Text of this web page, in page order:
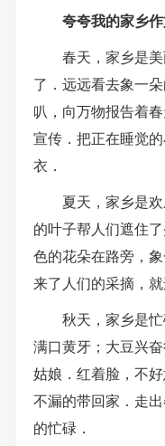
夸夸我的家乡
春天，家乡是
了．远远看去象一
叭，向万物报告着
宣传．把正在睡觉
衣．
夏天，家乡是
的叶子帮人们遮住
色的花朵在路旁，
来了人们的采摘，
秋天，家乡是
满口黄牙；大豆兴
姑娘．红着脸，不
不漏的带回家．走
的忙碌．